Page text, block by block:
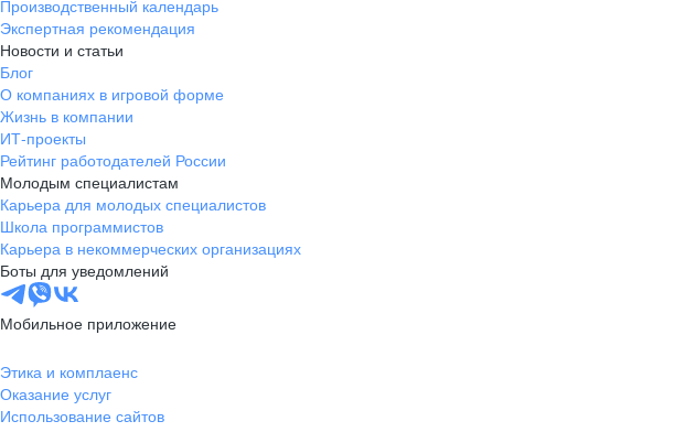
Производственный календарь
Экспертная рекомендация
Новости и статьи
Блог
О компаниях в игровой форме
Жизнь в компании
ИТ-проекты
Рейтинг работодателей России
Молодым специалистам
Карьера для молодых специалистов
Школа программистов
Карьера в некоммерческих организациях
Боты для уведомлений
Мобильное приложение
Этика и комплаенс
Оказание услуг
Использование сайтов